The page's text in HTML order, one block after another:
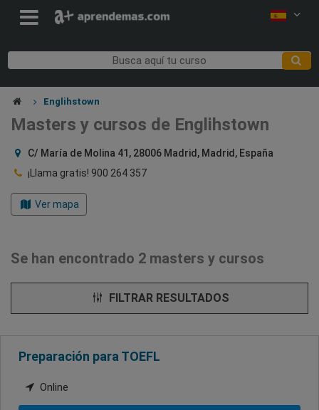
Englihstown
Masters y cursos de Englihstown
C/ María de Molina 41, 28006 Madrid, Madrid, España
¡Llama gratis! 900 264 357
Ver mapa
Se han encontrado 2 masters y cursos
FILTRAR RESULTADOS
Preparación para TOEFL
Online